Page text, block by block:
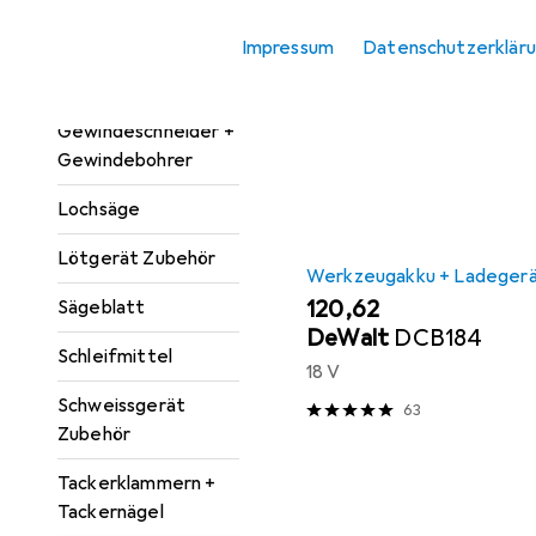
Impressum
Gewindeschneider +
Gewindebohrer
Lochsäge
Lötgerät Zubehör
Sägeblatt
Schleifmittel
Schweissgerät
Zubehör
Tackerklammern +
Tackernägel
Werkzeugakku +
EUR
120,62
DeWalt DCB184
18 V
63